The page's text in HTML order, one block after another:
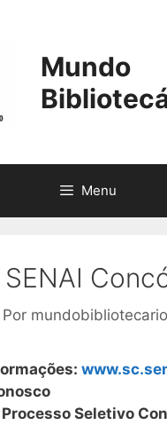
Mundo
Menu
SENAI
Por mundobibliotecario
Seletivo